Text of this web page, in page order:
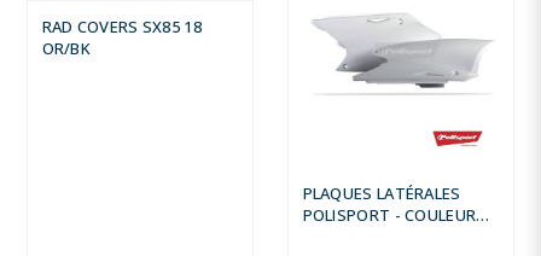
RAD COVERS SX85 18
OR/BK
PLAQUES LATÉRALES
POLISPORT - COULEUR